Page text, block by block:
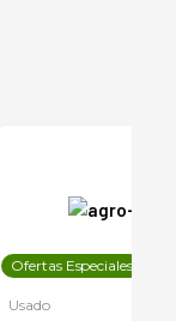
Ofertas Especiales
Usado